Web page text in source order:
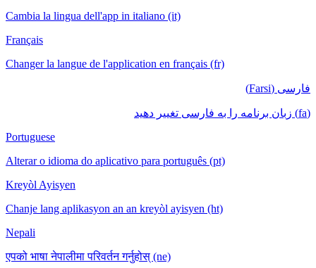
Cambia la lingua dell'app in italiano (it)
Français
Changer la langue de l'application en français (fr)
فارسی (Farsi)
(fa) زبان برنامه را به فارسی تغییر دهید
Portuguese
Alterar o idioma do aplicativo para português (pt)
Kreyòl Ayisyen
Chanje lang aplikasyon an an kreyòl ayisyen (ht)
Nepali
एपको भाषा नेपालीमा परिवर्तन गर्नुहोस् (ne)